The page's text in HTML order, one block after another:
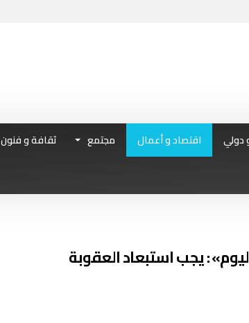
دولي اقتصاد و أعمال مجتمع ثقافة و فنون
: يجب استبعاد العقوبة